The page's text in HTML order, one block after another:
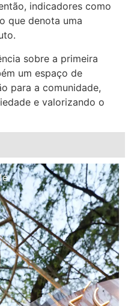
indicadores como
que denota uma
sobre a primeira
um espaço de
para a comunidade,
e valorizando o